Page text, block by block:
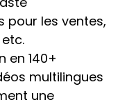
pour les ventes,
en 140+
multilingues
une